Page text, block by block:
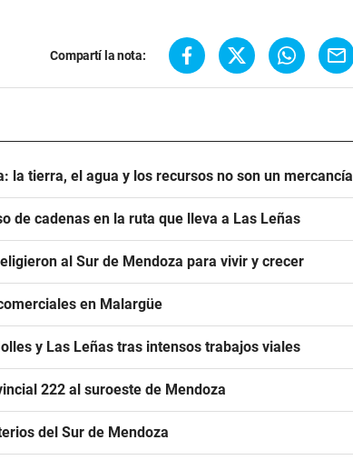
Compartí la nota:
la tierra, el agua y los recursos no son un mercancía
de cadenas en la ruta que lleva a Las Leñas
al Sur de Mendoza para vivir y crecer
en Malargüe
y Las Leñas tras intensos trabajos viales
222 al suroeste de Mendoza
del Sur de Mendoza